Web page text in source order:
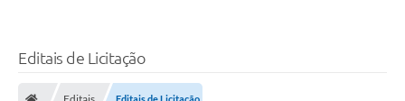
Editais de Licitação